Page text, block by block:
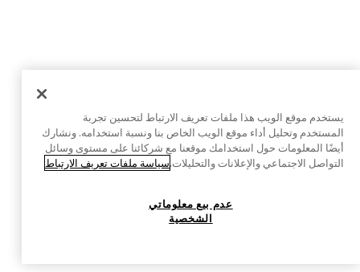
يستخدم موقع الويب هذا ملفات تعريف الارتباط لتحسين تجربة
المستخدم وتحليل أداء موقع الويب الخاص بنا ونسبة استخدامه. ونشارك
أيضًا المعلومات حول استخدامك موقعنا مع شركائنا على مستوى وسائل
التواصل الاجتماعي والإعلانات والتحليلات.سياسة ملفات تعريف الارتباط
عدم بيع معلوماتي
الشخصية